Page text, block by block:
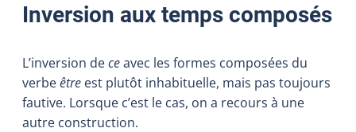
Inversion aux temps composés
L’inversion deceavec les formes composées du
verbeêtre est plutôt inhabituelle, mais pas toujours
fautive. Lorsque c’est le cas, on a recours à une
autre construction.